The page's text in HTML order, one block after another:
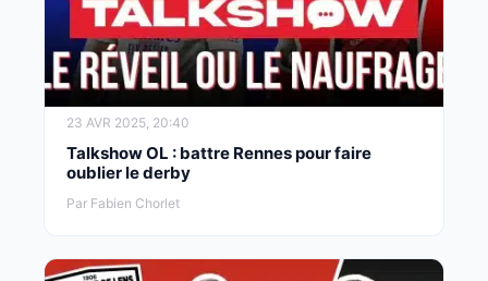
23 AVR 2025, 20:40
Talkshow OL : battre Rennes pour faire
oublier le derby
Par Fabien Chorlet